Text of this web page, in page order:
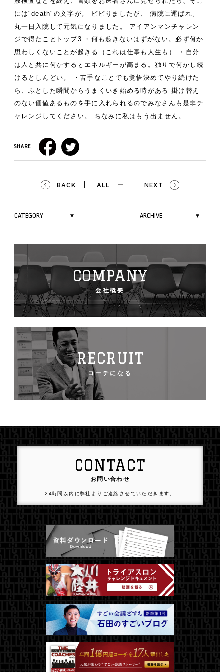
には"death"の文字が。
ビビりましたが、
病院に運ばれ、
丸一日入院して元気になりました。
アイアンマンチャレン
ジで得たことトップ3 ・何も起きないはずがない。必ず何か
思わしくないことが起きる（これは仕事も人生も）
・自分
は人と共に何かするとエネルギーが高まる。独りで何かし続
けるとしんどい。
・苦手なことでも覚悟決めてやり続けた
ら、ふとした瞬間からうまくいき始める時がある 掛け替え
のない価値あるものを手に入れられるのでみなさんも是非チ
ャレンジしてください。
ちなみに私はもう出ません。
SHARE
BACK ALL NEXT
COMPANY
会社概要
RECRUIT
コーチになる
CONTACT
お問い合わせ
24時間以内に弊社よりご連絡させていただきます。